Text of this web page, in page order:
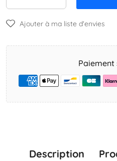
Ajouter à ma liste d'envies
Paiement
Description